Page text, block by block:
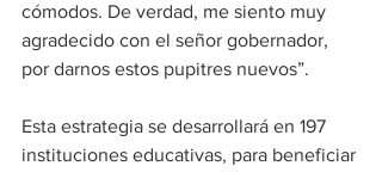
cómodos. De verdad, me siento muy
agradecido con el señor gobernador,
por darnos estos pupitres nuevos”.
Esta estrategia se desarrollará en 197
instituciones educativas, para beneficiar